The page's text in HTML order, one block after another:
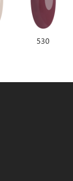
530